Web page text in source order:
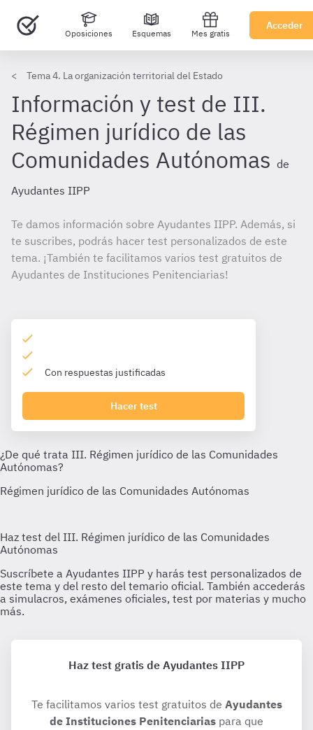
Oposiciones Esquemas Mes gratis
Acceder
Tema 4. La organización territorial del Estado
Información y test de III.
Régimen jurídico de las
Comunidades Autónomas de
Ayudantes IIPP
Te damos información sobre Ayudantes IIPP. Además, si
te suscribes, podrás hacer test personalizados de este
tema. ¡También te facilitamos varios test gratuitos de
Ayudantes de Instituciones Penitenciarias!
Con respuestas justificadas
Hacer test
Haz test gratis de Ayudantes IIPP
Te facilitamos varios test gratuitos de Ayudantes
de Instituciones Penitenciarias para que